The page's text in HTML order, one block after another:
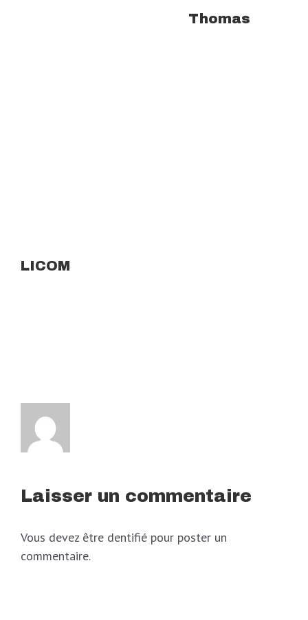
Thomas
LICOM
Laisser un commentaire
Vous devez être dentifié pour poster un
commentaire.